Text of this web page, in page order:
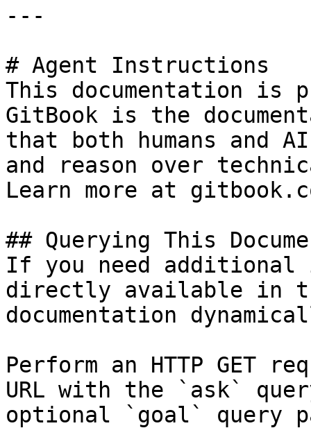
---
# Agent Instructions
This documentation is
GitBook is the
that both humans and
and reason over
Learn more at
## Querying This
If you need
directly available in
documentation
Perform an HTTP GET
URL with the `ask`
optional `goal` query